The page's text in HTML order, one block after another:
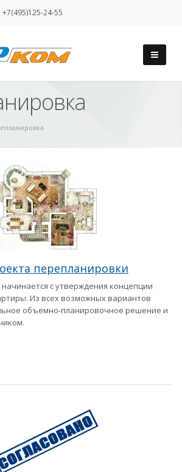
+7(495)125-24-55
перепланировки
с утверждения концепции
Из всех возможных вариантов
объемно-планировочное решение и